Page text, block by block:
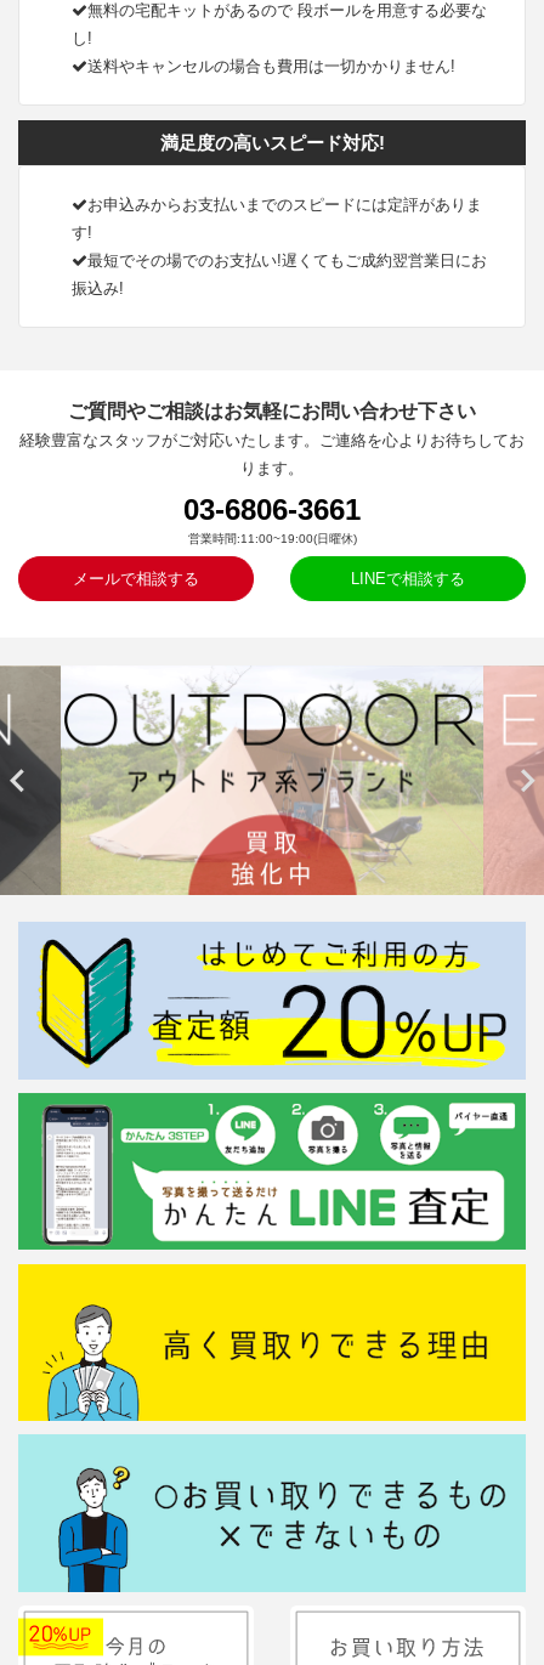
無料の宅配キットがあるので 段ボールを用意する必要な
し!
送料やキャンセルの場合も費用は一切かかりません!
満足度の高いスピード対応!
お申込みからお支払いまでのスピードには定評がありま
す!
最短でその場でのお支払い!遅くてもご成約翌営業日にお
振込み!
ご質問やご相談はお気軽にお問い合わせ下さい
経験豊富なスタッフがご対応いたします。ご連絡を心よりお待ちしてお
ります。
03-6806-3661
営業時間:11:00~19:00(日曜休)
メールで相談する LINEで相談する
 